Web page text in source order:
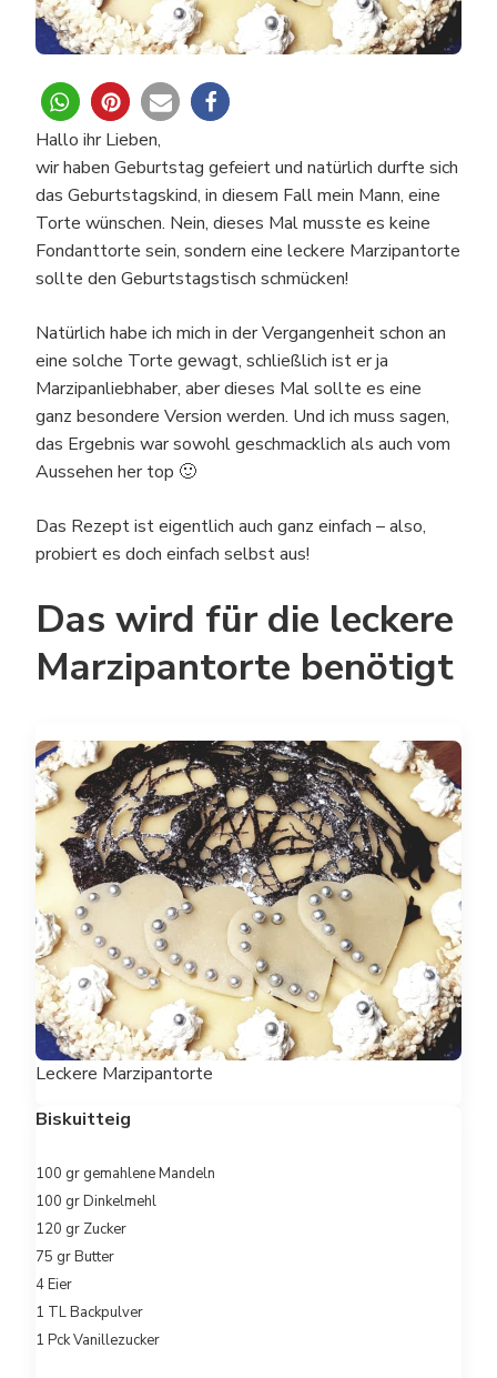
Hallo ihr Lieben,
wir haben Geburtstag gefeiert und natürlich durfte sich
das Geburtstagskind, in diesem Fall mein Mann, eine
Torte wünschen. Nein, dieses Mal musste es keine
Fondanttorte sein, sondern eine leckere Marzipantorte
sollte den Geburtstagstisch schmücken!
Natürlich habe ich mich in der Vergangenheit schon an
eine solche Torte gewagt, schließlich ist er ja
Marzipanliebhaber, aber dieses Mal sollte es eine
ganz besondere Version werden. Und ich muss sagen,
das Ergebnis war sowohl geschmacklich als auch vom
Aussehen her top 🙂
Das Rezept ist eigentlich auch ganz einfach – also,
probiert es doch einfach selbst aus!
Das wird für die leckere
Marzipantorte benötigt
Leckere Marzipantorte
Biskuitteig
100 gr gemahlene Mandeln
100 gr Dinkelmehl
120 gr Zucker
75 gr Butter
4 Eier
1 TL Backpulver
1 Pck Vanillezucker